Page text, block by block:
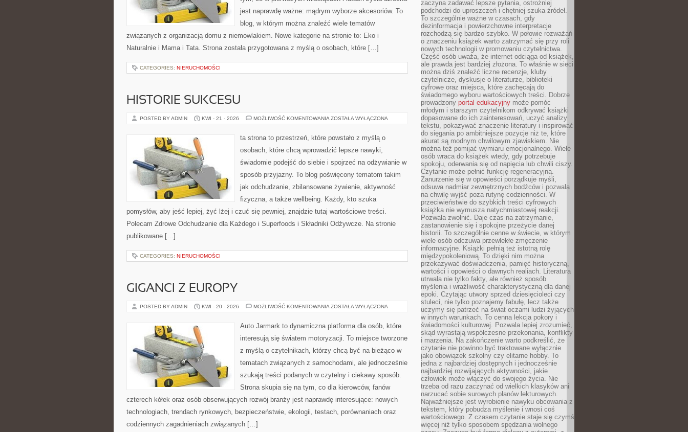
jest naprawdę ważne: mądrym wyborze akcesoriów. To
blog, w którym można znaleźć wiele tematów
związanych z organizacją domu z niemowlakiem. Nowe kategorie na stronie to: Eko i
Naturalnie i Mama i Tata. Strona została przygotowana z myślą o osobach, które […]
CATEGORIES: NIERUCHOMOŚCI
HISTORIE SUKCESU
POSTED BY ADMIN KWI - 21 - 2026 MOŻLIWOŚĆ KOMENTOWANIA HISTORIE
ZOSTAŁA WYŁĄCZONA
ta strona to przestrzeń, które powstało z myślą o
osobach, które chcą wprowadzić lepsze nawyki,
świadomie podejść do siebie i spojrzeć na odżywianie w
sposób przyjazny. To blog poświęcony tematom takim
jak odchudzanie, zbilansowane żywienie, aktywność
fizyczna, a także wellbeing. Każdy, kto szuka
pomysłów, aby jeść lepiej, żyć lżej i czuć się pewniej, znajdzie tutaj wartościowe treści.
Polecam Zdrowe Odchudzanie dla Każdego i Superfoods i Składniki Odżywcze. Na stronie
publikowane […]
CATEGORIES: NIERUCHOMOŚCI
GIGANCI Z EUROPY
POSTED BY ADMIN KWI - 20 - 2026 MOŻLIWOŚĆ KOMENTOWANIA GIGANCI
ZOSTAŁA WYŁĄCZONA
Auto Jarmark to dynamiczna platforma dla osób, które
interesują się światem motoryzacji. To miejsce tworzone
z myślą o czytelnikach, którzy chcą być na bieżąco w
tematach związanych z samochodami, ale jednocześnie
szukają treści podanych w czytelny i ciekawy sposób.
Strona skupia się na tym, co dla kierowców, fanów
czterech kółek oraz osób obserwujących rozwój branży jest naprawdę interesujące: nowych
technologiach, trendach rynkowych, bezpieczeństwie, ekologii, testach, porównaniach oraz
codziennych zagadnieniach związanych […]
zaczyna zadawać lepsze pytania, ostrożniej
podchodzi do uproszczeń i chętniej szuka źródeł.
To szczególnie ważne w czasach, gdy
dezinformacja i powierzchowne interpretacje
rozchodzą się bardzo szybko. W połowie rozważań
o znaczeniu książek warto zatrzymać się przy roli
nowych technologii w promowaniu czytelnictwa.
Część osób uważa, że internet odciąga od książek,
ale prawda jest bardziej złożona. To właśnie w sieci
można dziś znaleźć liczne recenzje, kluby
czytelnicze, dyskusje o literaturze, biblioteki
cyfrowe oraz miejsca, które zachęcają do
świadomego wyboru wartościowych treści. Dobrze
prowadzony portal edukacyjny może pomóc
młodym i starszym czytelnikom odkrywać książki
dopasowane do ich zainteresowań, uczyć analizy
tekstu, pokazywać znaczenie literatury i inspirować
do sięgania po ambitniejsze pozycje niż te, które
akurat są modnym chwilowym zjawiskiem. Nie
można też pomijać wymiaru emocjonalnego. Wiele
osób wraca do książek wtedy, gdy potrzebuje
spokoju, oderwania się od napięcia lub chwili ciszy.
Czytanie może pełnić funkcję regeneracyjną.
Zanurzenie się w opowieści porządkuje myśli,
odsuwa nadmiar zewnętrznych bodźców i pozwala
na chwilę wyjść poza rutynę codzienności. W
przeciwieństwie do szybkich treści cyfrowych
książka nie wymusza natychmiastowej reakcji.
Pozwala zwolnić. Daje czas na zatrzymanie,
zastanowienie się i spokojne przeżycie danej
historii. To szczególnie cenne w świecie, w którym
wiele osób odczuwa przewlekłe zmęczenie
informacyjne. Książki pełnią też istotną rolę
międzypokoleniową. To dzięki nim można
przekazywać doświadczenia, pamięć historyczną,
wartości i opowieści o dawnych realiach. Literatura
utrwala nie tylko fakty, ale również sposób
myślenia i wrażliwość charakterystyczną dla danej
epoki. Czytając utwory sprzed dziesięcioleci czy
stuleci, nie tylko poznajemy fabułę, lecz także
uczymy się patrzeć na świat oczami ludzi żyjących
w innych warunkach. To cenna lekcja pokory i
świadomości kulturowej. Pozwala lepiej zrozumieć,
skąd wyrastają współczesne przekonania, konflikty
i marzenia. Na zakończenie warto podkreślić, że
czytanie nie powinno być traktowane wyłącznie
jako obowiązek szkolny czy elitarne hobby. To
jedna z najbardziej dostępnych i jednocześnie
najbardziej rozwijających aktywności, jakie
człowiek może włączyć do swojego życia. Nie
trzeba od razu zaczynać od wielkich klasyków ani
narzucać sobie surowych planów lekturowych.
Najważniejsze jest wyrobienie nawyku obcowania z
tekstem, który pobudza myślenie i wnosi coś
wartościowego. Z czasem czytanie staje się czymś
więcej niż tylko sposobem spędzania wolnego